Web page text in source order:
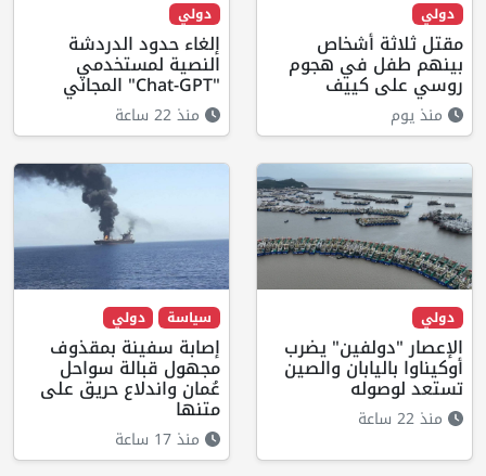
دولي
مقتل ثلاثة أشخاص
بينهم طفل في هجوم
روسي على كييف
منذ يوم
دولي
إلغاء حدود الدردشة
النصية لمستخدمي
"Chat-GPT" المجاني
منذ 22 ساعة
دولي
الإعصار "دولفين" يضرب
أوكيناوا باليابان والصين
تستعد لوصوله
منذ 22 ساعة
سياسة دولي
إصابة سفينة بمقذوف
مجهول قبالة سواحل
عُمان واندلاع حريق على
متنها
منذ 17 ساعة